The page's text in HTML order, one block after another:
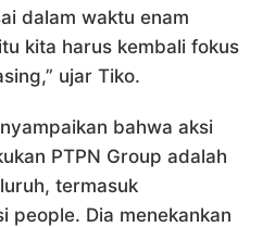
dalam waktu enam
kita harus kembali fokus
ujar Tiko.
bahwa aksi
PTPN Group adalah
termasuk
people. Dia menekankan